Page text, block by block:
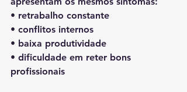
• retrabalho constante
• conflitos internos
• baixa produtividade
• dificuldade em reter bons
profissionais